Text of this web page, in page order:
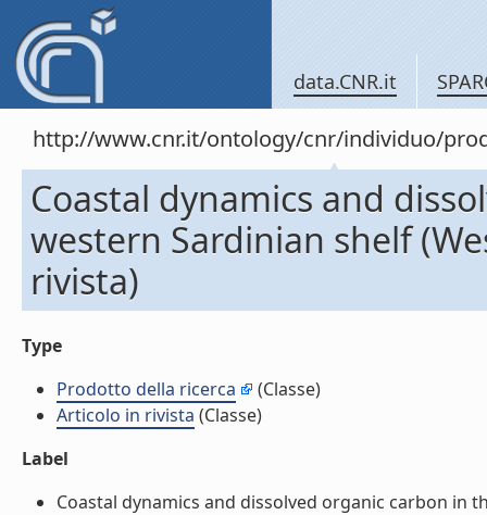
data.CNR.it
http://www.cnr.it/ontology/cnr/individuo/
Coastal dynamics and
western Sardinian shelf
rivista)
Type
Prodotto della ricerca
(Classe)
Articolo in rivista (Classe)
Label
Coastal dynamics and dissolved organic carbon in